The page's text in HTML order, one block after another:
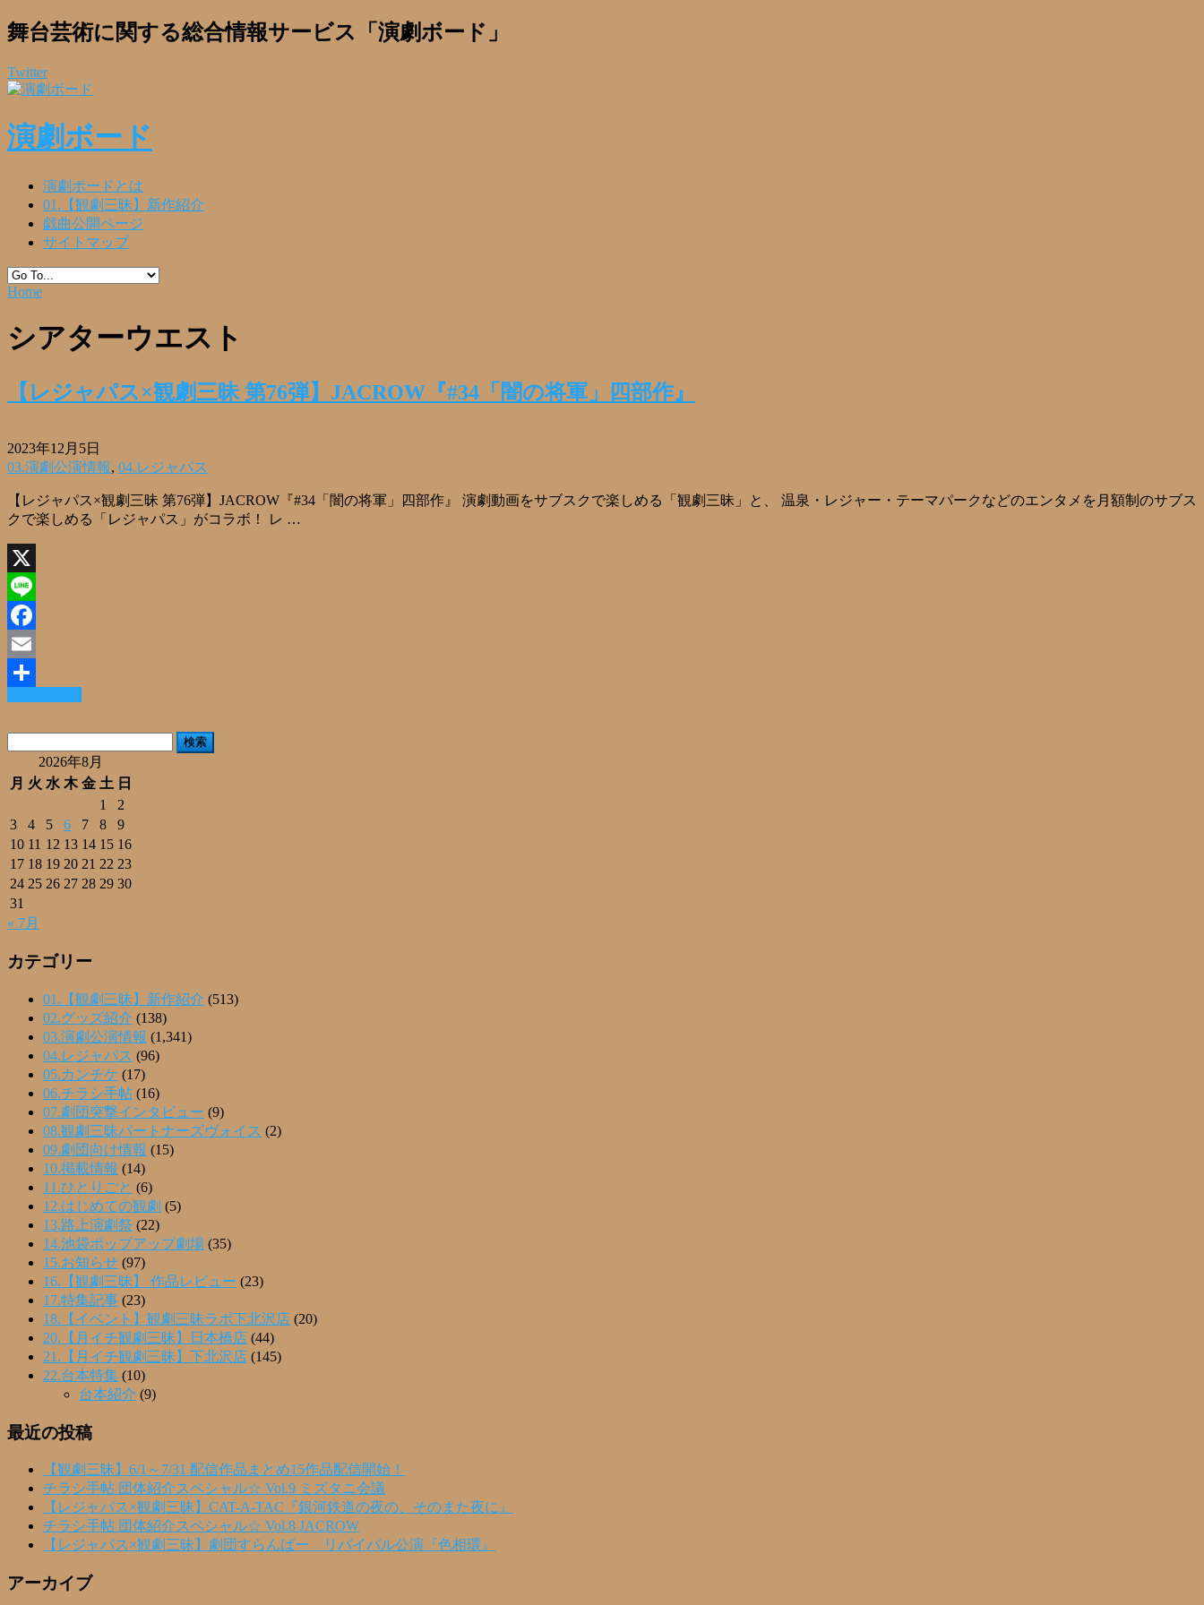
舞台芸術に関する総合情報サービス「演劇ボード」
Twitter
演劇ボード
演劇ボードとは
01.【観劇三昧】新作紹介
戯曲公開ページ
サイトマップ
Home
シアターウエスト
【レジャパス×観劇三昧 第76弾】JACROW『#34「闇の将軍」四部作』
2023年12月5日
03.演劇公演情報, 04.レジャパス
【レジャパス×観劇三昧 第76弾】JACROW『#34「闇の将軍」四部作』 演劇動画をサブスクで楽しめる「観劇三昧」と、 温泉・レジャー・テーマパークなどのエンタメを月額制のサブス
クで楽しめる「レジャパス」がコラボ！ レ …
X
Line
Facebook
Email
共
有
2026年8月
月 火 水 木 金 土 日
1
2
3
4 5 6 7 8
9
10 11 12 13 14 15 16
17 18 19 20 21 22 23
24 25 26 27 28 29 30
31
« 7月
カテゴリー
01.【観劇三昧】新作紹介 (513)
02.グッズ紹介 (138)
03.演劇公演情報 (1,341)
04.レジャパス (96)
05.カンチケ (17)
06.チラシ手帖 (16)
07.劇団突撃インタビュー (9)
08.観劇三昧パートナーズヴォイス (2)
09.劇団向け情報 (15)
10.掲載情報 (14)
11.ひとりごと (6)
12.はじめての観劇 (5)
13.路上演劇祭 (22)
14.池袋ポップアップ劇場 (35)
15.お知らせ (97)
16.【観劇三昧】 作品レビュー (23)
17.特集記事 (23)
18.【イベント】観劇三昧ラボ下北沢店 (20)
20.【月イチ観劇三昧】日本橋店 (44)
21.【月イチ観劇三昧】下北沢店 (145)
22.台本特集 (10)
台本紹介 (9)
最近の投稿
【観劇三昧】6/1～7/31 配信作品まとめ15作品配信開始！
チラシ手帖 団体紹介スペシャル☆ Vol.9 ミズタニ会議
【レジャパス×観劇三昧】CAT-A-TAC『銀河鉄道の夜の、そのまた夜に』
チラシ手帖 団体紹介スペシャル☆ Vol.8 JACROW
【レジャパス×観劇三昧】劇団すらんばー リバイバル公演『色相環』
アーカイブ